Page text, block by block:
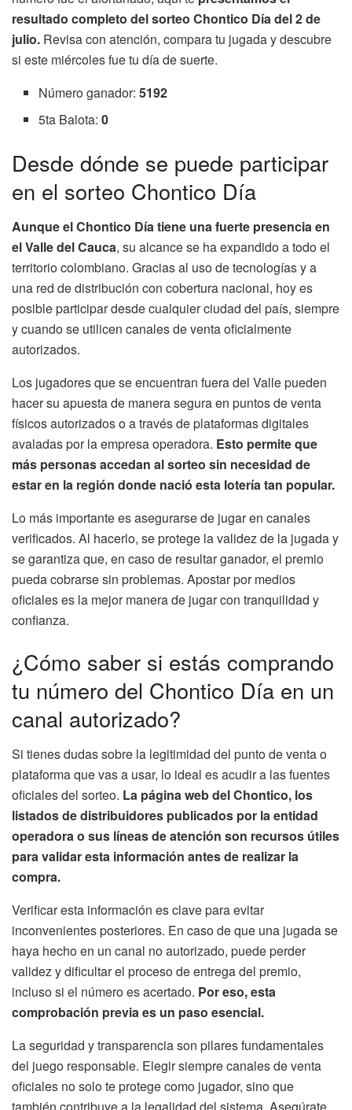
resultado completo del sorteo Chontico Día del 2 de
julio. Revisa con atención, compara tu jugada y descubre
si este miércoles fue tu día de suerte.
Número ganador:5192
5ta Balota:0
Desde dónde se puede participar
en el sorteo Chontico Día
Aunque el Chontico Día tiene una fuerte presencia en
el Valle del Cauca, su alcance se ha expandido a todo el
territorio colombiano. Gracias al uso de tecnologías y a
una red de distribución con cobertura nacional, hoy es
posible participar desde cualquier ciudad del país, siempre
y cuando se utilicen canales de venta oficialmente
autorizados.
Los jugadores que se encuentran fuera del Valle pueden
hacer su apuesta de manera segura en puntos de venta
físicos autorizados o a través de plataformas digitales
avaladas por la empresa operadora. Esto permite que
más personas accedan al sorteo sin necesidad de
estar en la región donde nació esta lotería tan popular.
Lo más importante es asegurarse de jugar en canales
verificados. Al hacerlo, se protege la validez de la jugada y
se garantiza que, en caso de resultar ganador, el premio
pueda cobrarse sin problemas. Apostar por medios
oficiales es la mejor manera de jugar con tranquilidad y
confianza.
¿Cómo saber si estás comprando
tu número del Chontico Día en un
canal autorizado?
Si tienes dudas sobre la legitimidad del punto de venta o
plataforma que vas a usar, lo ideal es acudir a las fuentes
oficiales del sorteo. La página web del Chontico, los
listados de distribuidores publicados por la entidad
operadora o sus líneas de atención son recursos útiles
para validar esta información antes de realizar la
compra.
Verificar esta información es clave para evitar
inconvenientes posteriores. En caso de que una jugada se
haya hecho en un canal no autorizado, puede perder
validez y dificultar el proceso de entrega del premio,
incluso si el número es acertado. Por eso, esta
comprobación previa es un paso esencial.
La seguridad y transparencia son pilares fundamentales
del juego responsable. Elegir siempre canales de venta
oficiales no solo te protege como jugador, sino que